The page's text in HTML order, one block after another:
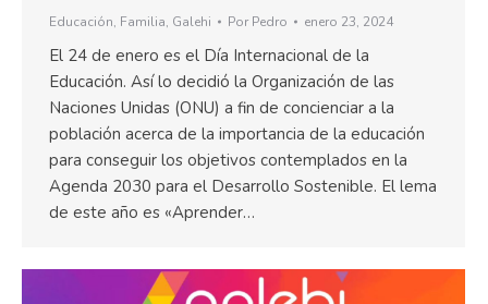
Educación, Familia, Galehi Por Pedro enero 23, 2024
El 24 de enero es el Día Internacional de la
Educación. Así lo decidió la Organización de las
Naciones Unidas (ONU) a fin de concienciar a la
población acerca de la importancia de la educación
para conseguir los objetivos contemplados en la
Agenda 2030 para el Desarrollo Sostenible. El lema
de este año es «Aprender…